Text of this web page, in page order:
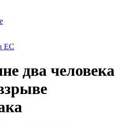
ЕС
два человека